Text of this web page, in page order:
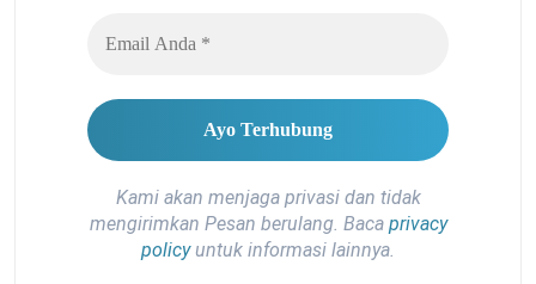
Kami akan menjaga privasi dan tidak
mengirimkan Pesan berulang. Baca privacy
policyuntuk informasi lainnya.